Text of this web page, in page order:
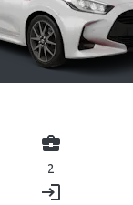
business_center
2
login